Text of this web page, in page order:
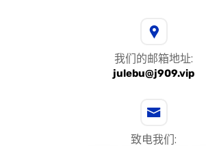
我们的邮箱地址:
julebu@j909.vip
致电我们: